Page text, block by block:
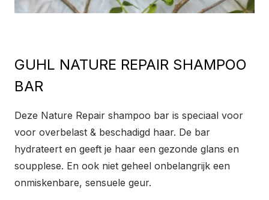
GUHL NATURE REPAIR SHAMPOO
BAR
Deze Nature Repair shampoo bar is speciaal voor
voor overbelast & beschadigd haar. De bar
hydrateert en geeft je haar een gezonde glans en
soupplese. En ook niet geheel onbelangrijk een
onmiskenbare, sensuele geur.